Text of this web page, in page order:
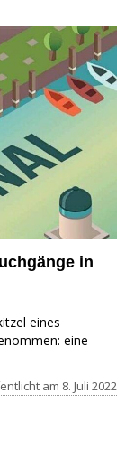
in
eines
eine
am 8. Juli 2022